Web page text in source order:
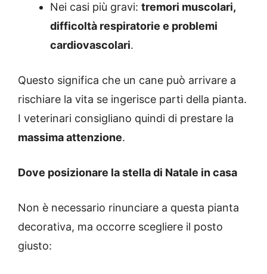
Nei casi più gravi: tremori muscolari,
difficoltà respiratorie e problemi
cardiovascolari.
Questo significa che un cane può arrivare a
rischiare la vita se ingerisce parti della pianta.
I veterinari consigliano quindi di prestare la
massima attenzione.
Dove posizionare la stella di Natale in casa
Non è necessario rinunciare a questa pianta
decorativa, ma occorre scegliere il posto
giusto: